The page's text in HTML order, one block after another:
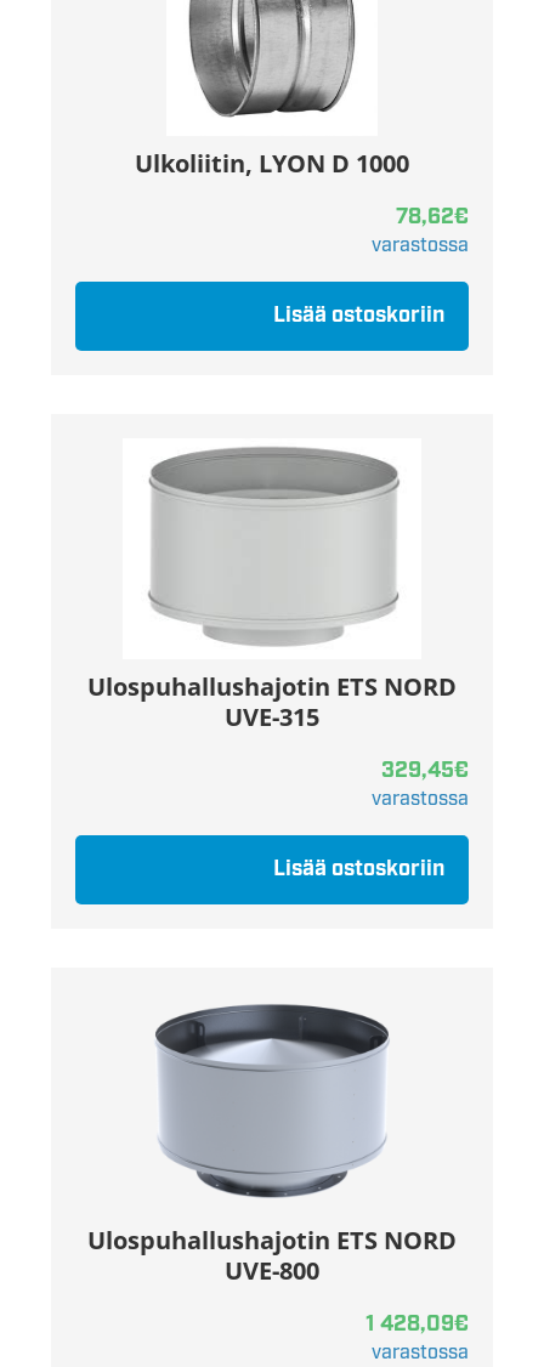
Ulkoliitin, LYON D 1000
78,62€
varastossa
Lisää ostoskoriin
Ulospuhallushajotin ETS NORD
UVE-315
329,45€
varastossa
Lisää ostoskoriin
Ulospuhallushajotin ETS NORD
UVE-800
1 428,09€
varastossa